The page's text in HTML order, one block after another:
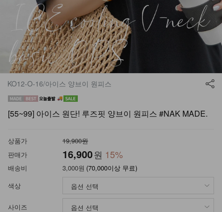
여름 잠옷 장마템 기획전 시즌
KO12-O-16/아이스 양브이 원피스
[55~99] 아이스 원단! 루즈핏 양브이 원피스 #NAK MADE.
상품가
19,900원
판매가
16,900원 15%
배송비 3,000원 (70,000이상 무료)
색상
사이즈